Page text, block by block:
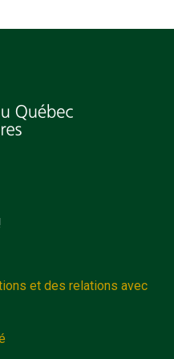
et des relations avec